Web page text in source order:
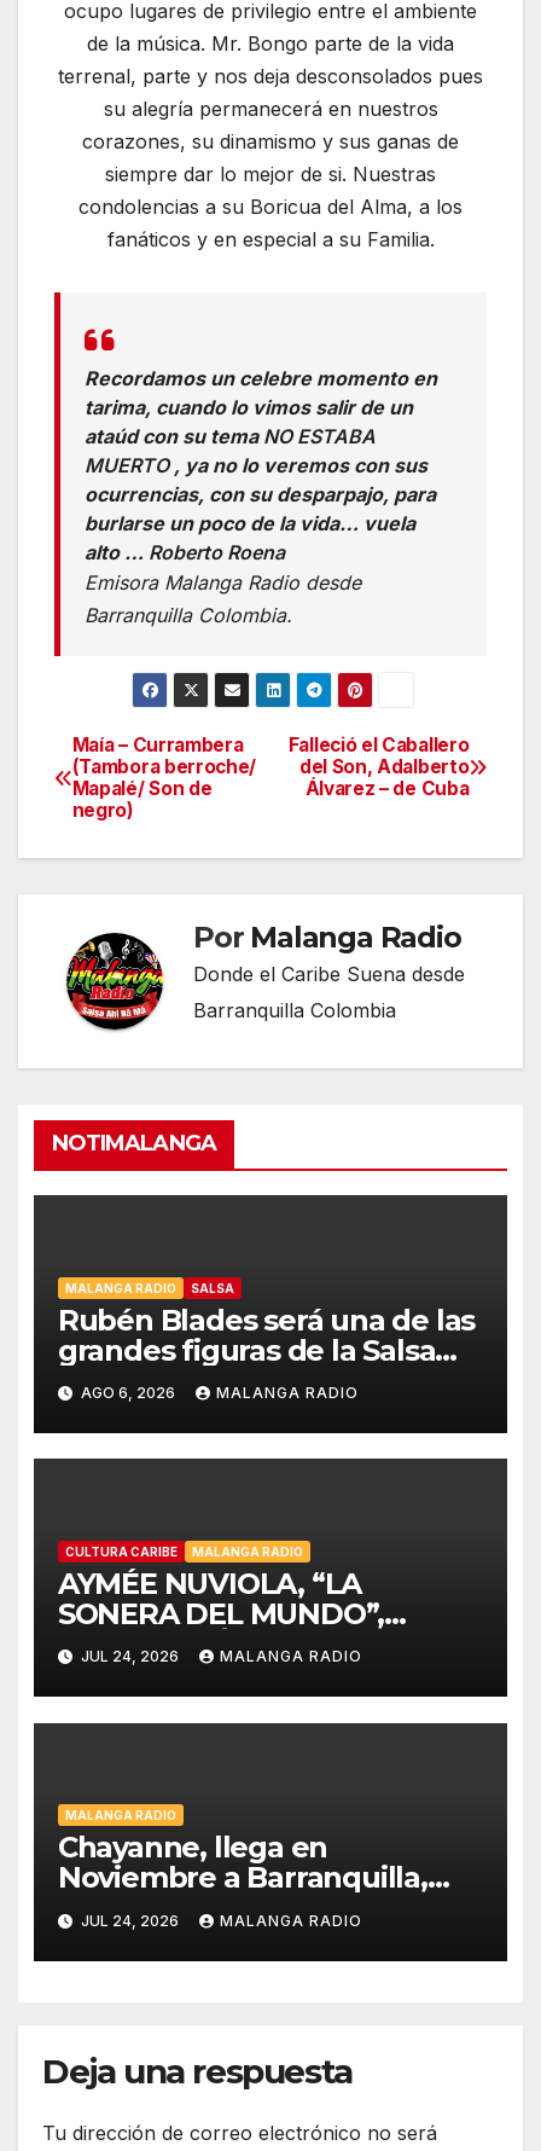
ocupo lugares de privilegio entre el ambiente
de la música. Mr. Bongo parte de la vida
terrenal, parte y nos deja desconsolados pues
su alegría permanecerá en nuestros
corazones, su dinamismo y sus ganas de
siempre dar lo mejor de si. Nuestras
condolencias a su Boricua del Alma, a los
fanáticos y en especial a su Familia.
Recordamos un celebre momento en
tarima, cuando lo vimos salir de un
ataúd con su tema NO ESTABA
MUERTO , ya no lo veremos con sus
ocurrencias, con su desparpajo, para
burlarse un poco de la vida… vuela
alto … Roberto Roena
Emisora Malanga Radio desde
Barranquilla Colombia.
Navegación
de
entradas
Falleció el Caballero
del Son, Adalberto
Álvarez – de Cuba
Maía – Currambera
(Tambora berroche/
Mapalé/ Son de
negro)
Por Malanga Radio
Donde el Caribe Suena desde
Barranquilla Colombia
NOTIMALANGA
MALANGA RADIO SALSA
Rubén Blades será una de las
grandes figuras de la Salsa
Music Week de Billboard
Colombia en Cali
AGO 6, 2026 MALANGA RADIO
CULTURA CARIBE MALANGA RADIO
AYMÉE NUVIOLA, “LA
SONERA DEL MUNDO”,
CELEBRARÁ LA HISPANIDAD
2026 DESDE LA
EMBLEMÁTICA PUERTA DEL
SOL DE MADRID
JUL 24, 2026 MALANGA RADIO
MALANGA RADIO
Chayanne, llega en
Noviembre a Barranquilla,
estadio Edgar Rentería
JUL 24, 2026 MALANGA RADIO
Deja una respuesta
Tu dirección de correo electrónico no será